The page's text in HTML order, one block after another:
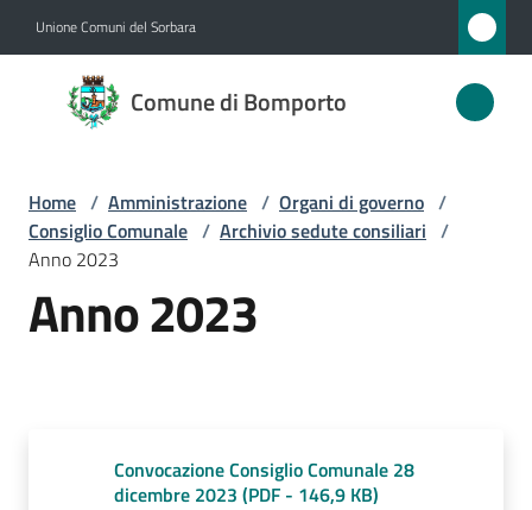
Unione Comuni del Sorbara
Comune di Bomporto
Comune
di
Amministrazione
Novità
Home / Amministrazione / Organi di governo /
Consiglio Comunale / Archivio sedute consiliari /
Anno 2023
Anno 2023
Convocazione Consiglio Comunale 28
dicembre 2023 (PDF - 146,9 KB)